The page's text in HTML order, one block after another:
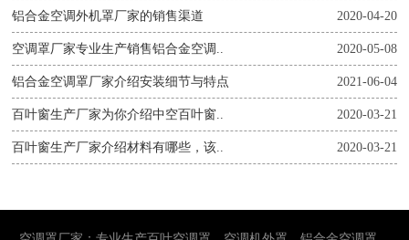
2020-04-20
铝合金空调外机罩厂家的销售渠道
2020-05-08
空调罩厂家专业生产销售铝合金空调..
2021-06-04
铝合金空调罩厂家介绍安装细节与特点
2020-03-21
百叶窗生产厂家为你介绍中空百叶窗..
2020-03-21
百叶窗生产厂家介绍材料有哪些，该..